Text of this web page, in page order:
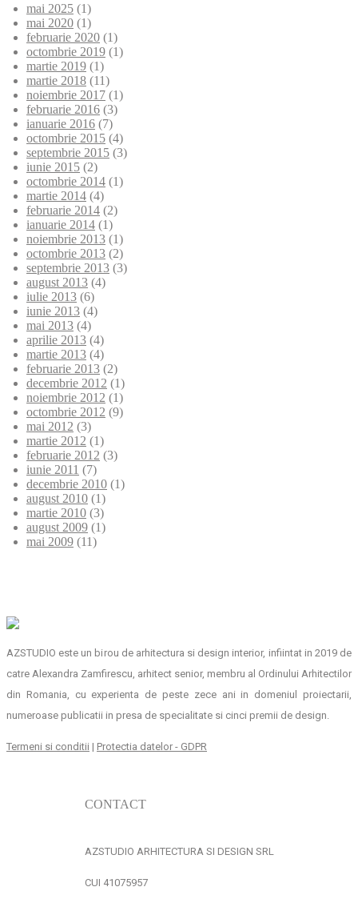
mai 2025 (1)
mai 2020 (1)
februarie 2020 (1)
octombrie 2019 (1)
martie 2019 (1)
martie 2018 (11)
noiembrie 2017 (1)
februarie 2016 (3)
ianuarie 2016 (7)
octombrie 2015 (4)
septembrie 2015 (3)
iunie 2015 (2)
octombrie 2014 (1)
martie 2014 (4)
februarie 2014 (2)
ianuarie 2014 (1)
noiembrie 2013 (1)
octombrie 2013 (2)
septembrie 2013 (3)
august 2013 (4)
iulie 2013 (6)
iunie 2013 (4)
mai 2013 (4)
aprilie 2013 (4)
martie 2013 (4)
februarie 2013 (2)
decembrie 2012 (1)
noiembrie 2012 (1)
octombrie 2012 (9)
mai 2012 (3)
martie 2012 (1)
februarie 2012 (3)
iunie 2011 (7)
decembrie 2010 (1)
august 2010 (1)
martie 2010 (3)
august 2009 (1)
mai 2009 (11)
AZSTUDIO este un birou de arhitectura si design interior, infiintat in 2019 de
catre Alexandra Zamfirescu, arhitect senior, membru al Ordinului Arhitectilor
din Romania, cu experienta de peste zece ani in domeniul proiectarii,
numeroase publicatii in presa de specialitate si cinci premii de design.
Termeni si conditii | Protectia datelor - GDPR
CONTACT
AZSTUDIO ARHITECTURA SI DESIGN SRL
CUI 41075957